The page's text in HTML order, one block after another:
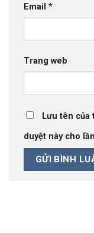
Email *
Trang web
Lưu tên
duyệt này cho